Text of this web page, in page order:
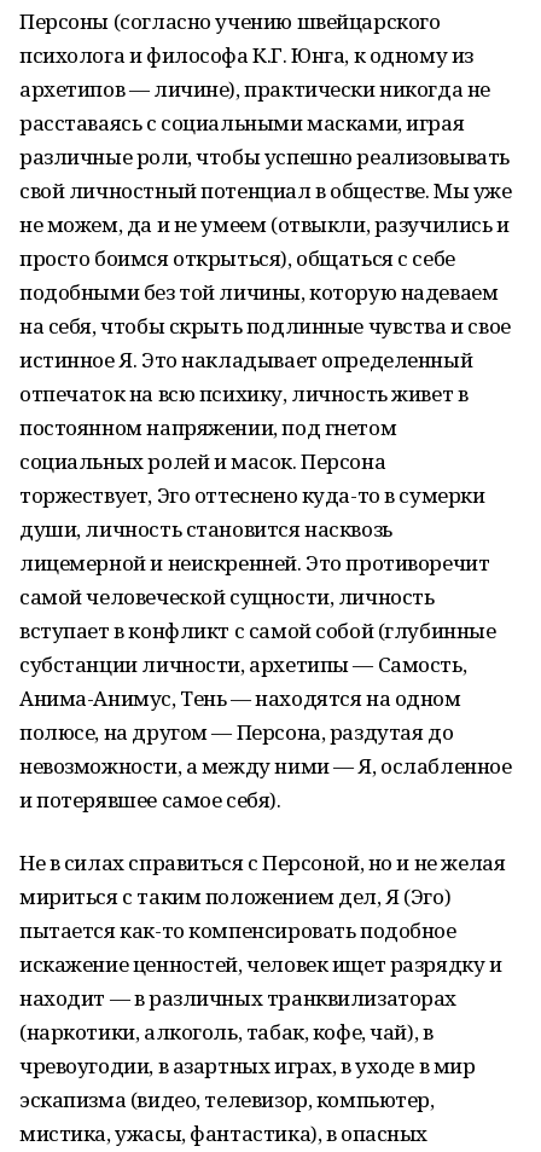
Персоны (согласно учению швейцарского
психолога и философа К.Г. Юнга, к одному из
архетипов — личине), практически никогда не
расставаясь с социальными масками, играя
различные роли, чтобы успешно реализовывать
свой личностный потенциал в обществе. Мы уже
не можем, да и не умеем (отвыкли, разучились и
просто боимся открыться), общаться с себе
подобными без той личины, которую надеваем
на себя, чтобы скрыть подлинные чувства и свое
истинное Я. Это накладывает определенный
отпечаток на всю психику, личность живет в
постоянном напряжении, под гнетом
социальных ролей и масок. Персона
торжествует, Эго оттеснено куда-то в сумерки
души, личность становится насквозь
лицемерной и неискренней. Это противоречит
самой человеческой сущности, личность
вступает в конфликт с самой собой (глубинные
субстанции личности, архетипы — Самость,
Анима-Анимус, Тень — находятся на одном
полюсе, на другом — Персона, раздутая до
невозможности, а между ними — Я, ослабленное
и потерявшее самое себя).
Не в силах справиться с Персоной, но и не желая
мириться с таким положением дел, Я (Эго)
пытается как-то компенсировать подобное
искажение ценностей, человек ищет разрядку и
находит — в различных транквилизаторах
(наркотики, алкоголь, табак, кофе, чай), в
чревоугодии, в азартных играх, в уходе в мир
эскапизма (видео, телевизор, компьютер,
мистика, ужасы, фантастика), в опасных